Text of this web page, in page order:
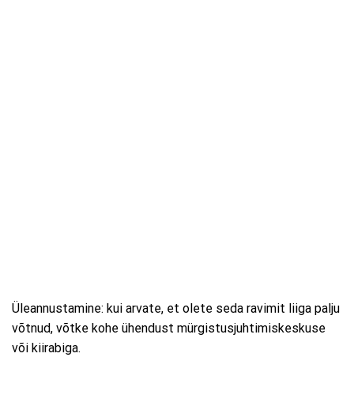
Üleannustamine: kui arvate, et olete seda ravimit liiga palju
võtnud, võtke kohe ühendust mürgistusjuhtimiskeskuse
või kiirabiga.